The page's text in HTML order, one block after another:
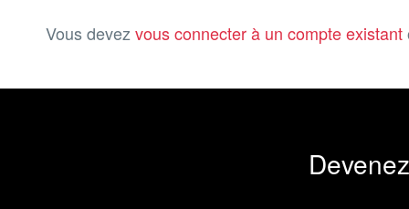
Vous devez vous connecter à un compte existant